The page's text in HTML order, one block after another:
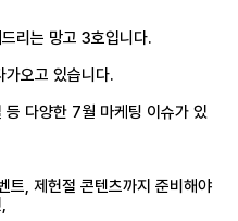
리는 망고 3호입니다.
오고 있습니다.
다양한 7월 마케팅 이슈가 있
트, 제헌절 콘텐츠까지 준비해야